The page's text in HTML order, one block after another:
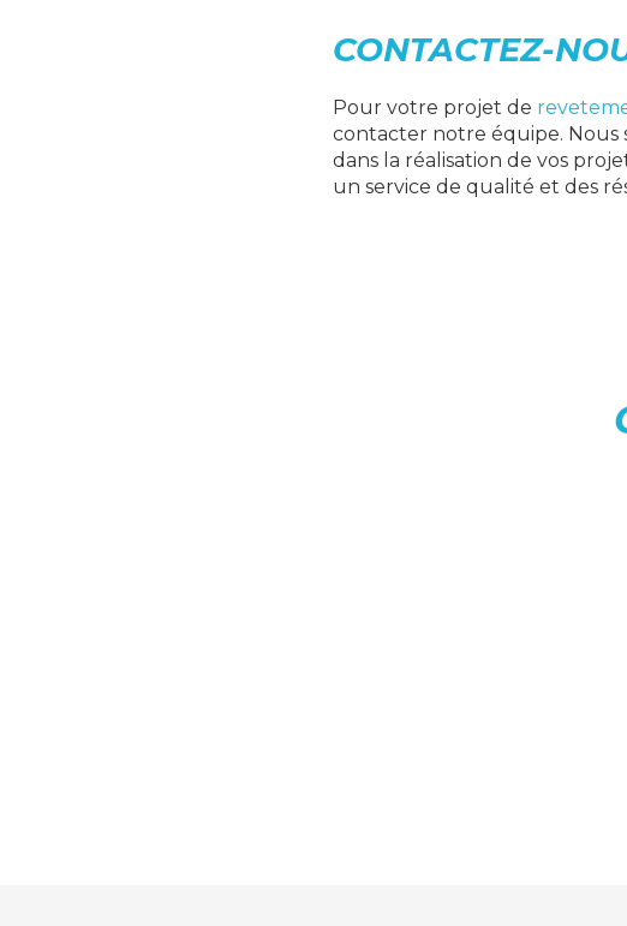
CONTACTEZ-
Pour votre projet de
contacter notre équipe. Nous
dans la réalisation de vos
un service de qualité et des